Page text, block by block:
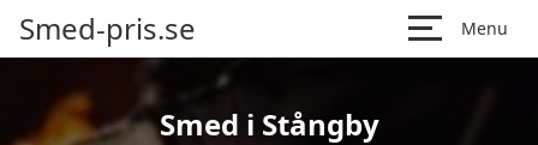
Smed-pris.se Menu
Smed i Stångby